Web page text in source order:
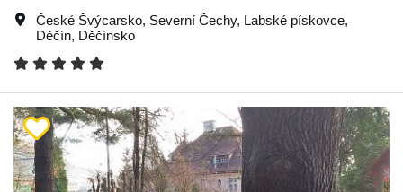
České Švýcarsko, Severní Čechy, Labské pískovce,
Děčín, Děčínsko